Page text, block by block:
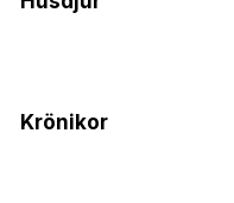
Krönikor